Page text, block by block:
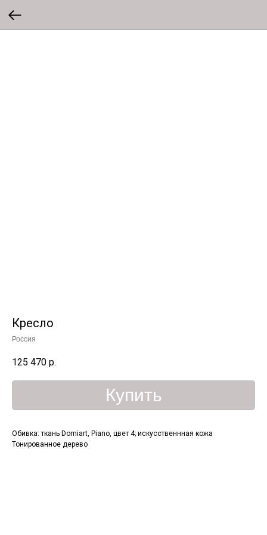
Кресло
Россия
125 470 р.
Купить
Обивка: ткань Domiart, Piano, цвет 4; искусственнная кожа
Тонированное дерево